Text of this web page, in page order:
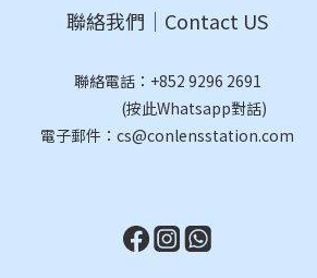
聯絡我們｜Contact US
聯絡電話： +852 9296 2691
(按此Whatsapp對話)
電子郵件：cs@conlensstation.com